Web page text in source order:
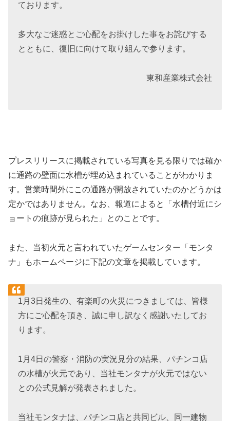
ております。
多大なご迷惑とご心配をお掛けした事をお詫びする
とともに、復旧に向けて取り組んで参ります。
東和産業株式会社
プレスリリースに掲載されている写真を見る限りでは確か
に通路の壁面に水槽が埋め込まれていることがわかりま
す。営業時間外にこの通路が開放されていたのかどうかは
定かではありません。なお、報道によると「水槽付近にシ
ョートの痕跡が見られた」とのことです。
また、当初火元と言われていたゲームセンター「モンタ
ナ」もホームページに下記の文章を掲載しています。
1月3日発生の、有楽町の火災につきましては、皆様
方にご心配を頂き、誠に申し訳なく感謝いたしてお
ります。
1月4日の警察・消防の実況見分の結果、パチンコ店
の水槽が火元であり、当社モンタナが火元ではない
との公式見解が発表されました。
当社モンタナは、パチンコ店と共同ビル、同一建物